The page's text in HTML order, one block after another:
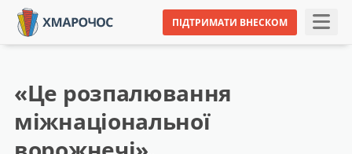
ПІДТРИМАТИ ВНЕСКОМ
«Це розпалювання
міжнаціональної